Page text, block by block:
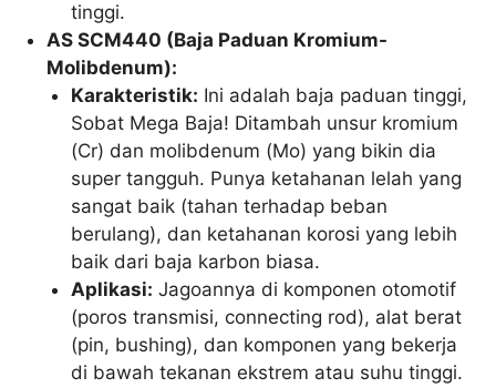
tinggi.
AS SCM440 (Baja Paduan Kromium-
Molibdenum):
Karakteristik: Ini adalah baja paduan tinggi,
Sobat Mega Baja! Ditambah unsur kromium
(Cr) dan molibdenum (Mo) yang bikin dia
super tangguh. Punya ketahanan lelah yang
sangat baik (tahan terhadap beban
berulang), dan ketahanan korosi yang lebih
baik dari baja karbon biasa.
Aplikasi: Jagoannya di komponen otomotif
(poros transmisi, connecting rod), alat berat
(pin, bushing), dan komponen yang bekerja
di bawah tekanan ekstrem atau suhu tinggi.